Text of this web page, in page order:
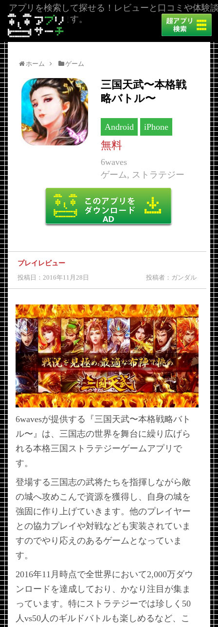
アプリを検索して探せる！レビューと口コミや体験
を掲載しています。
ホーム ゲーム
三国天武〜本格戦
略バトル〜
Android iPhone
無料
6waves
ゲーム, ストラテジー
プレイレビュー
投稿日：2016年11月28日 投稿者：ガンダル
6wavesが提供する『三国天武〜本格戦略バト
ル〜』は、三国志の世界を舞台に繰り広げら
れる本格三国ストラテジーゲームアプリで
す。
登場する三国志の武将たちを指揮しながら敵
の城へ攻めこんで資源を獲得し、自身の城を
強固に作り上げていきます。他のプレイヤー
との協力プレイや対戦なども実装されていま
すのでやり応えのあるゲームとなっていま
す。
2016年11月時点で全世界において2,000万ダウ
ンロードを達成しており、かなり注目が集ま
っています。特にストラテジーでは珍しく50
人vs50人のギルドバトルも楽しめるなど、こ